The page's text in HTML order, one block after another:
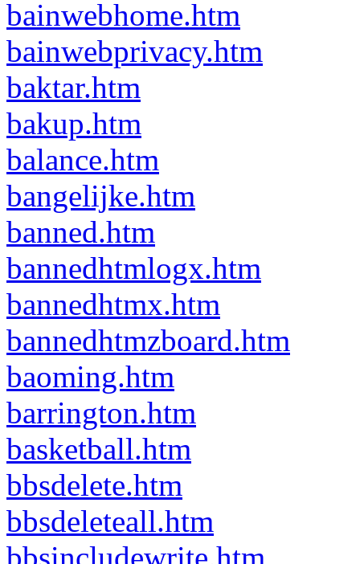
bainwebhome.htm
bainwebprivacy.htm
baktar.htm
bakup.htm
balance.htm
bangelijke.htm
banned.htm
bannedhtmlogx.htm
bannedhtmx.htm
bannedhtmzboard.htm
baoming.htm
barrington.htm
basketball.htm
bbsdelete.htm
bbsdeleteall.htm
bbsincludewrite.htm